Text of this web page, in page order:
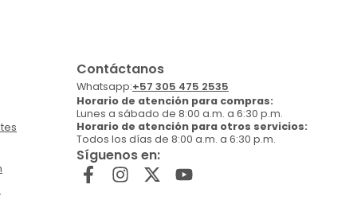
Contáctanos
Whatsapp:+57 305 475 2535
Horario de atención para compras:
Lunes a sábado de 8:00 a.m. a 6:30 p.m.
Horario de atención para otros servicios:
Todos los días de 8:00 a.m. a 6:30 p.m.
Síguenos en: